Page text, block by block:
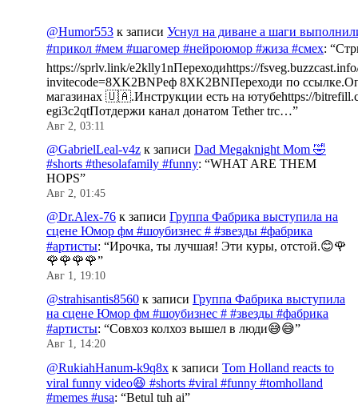
@Humor553 к записи Уснул на диване а шаги
#прикол #мем #шагомер #нейроюмор #жиза #смех: “
https://sprlv.link/e2klly1nПереходиhttps://
invitecode=8XK2BNРеф 8XK2BNПереходи по
магазинах 🇺🇦.Инструкции есть на ютубеhttps://
egi3c2qtПотдержи канал донатом Tether trc…”
Авг 2, 03:11
@GabrielLeal-v4z к записи Dad Megaknight Mom 🤣
#shorts #thesolafamily #funny: “WHAT ARE THEM
HOPS”
Авг 2, 01:45
@Dr.Alex-76 к записи Группа Фабрика выступила на
сцене Юмор фм #шоубизнес # #звезды #фабрика
#артисты: “Ирочка, ты лучшая! Эти куры, отстой.😊🌹
🌹🌹🌹🌹”
Авг 1, 19:10
@strahisantis8560 к записи Группа Фабрика выступила
на сцене Юмор фм #шоубизнес # #звезды #фабрика
#артисты: “Совхоз колхоз вышел в люди😅😅”
Авг 1, 14:20
@RukiahHanum-k9q8x к записи Tom Holland reacts to
viral funny video😆 #shorts #viral #funny #tomholland
#memes #usa: “Betul tuh ai”